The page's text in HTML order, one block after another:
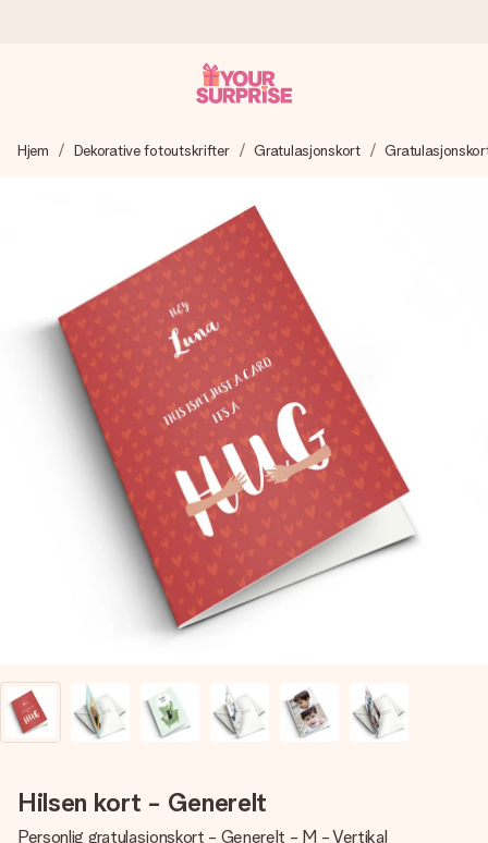
Vi lager dine gaver med omtanke og sender den avgårde så
4,5 (basert på +15 000 anmeldelser)
Gavene våre inspirerer. Kundene gir oss 4,5 på Google
Reviews.
Gratis kort med hilsen
Lag noe unikt med bare noen få steg - med hennes navn,
et bilde av dere eller en beskjed som virkelig berører
hjertet. Ikke noe tull, bare masse kjærlighet i øyeblikket.
Hjem Dekorative fotoutskrifter Gratulasjonskort
Hilsen kort - Generelt
Personlig gratulasjonskort - Generelt - M - Vertikal